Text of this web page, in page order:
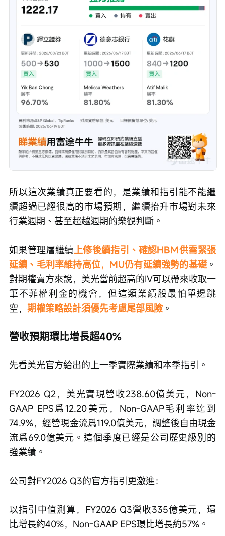
所以這次業績真正要看的，是業績和指引能不能繼
續超過已經很高的市場預期，繼續抬升市場對未來
行業週期、甚至超越週期的樂觀判斷。
如果管理層繼續 上修後續指引、確認HBM供需緊張
延續、毛利率維持高位，MU仍有延續強勢的基礎 。
對期權賣方來說，美光當前超高的IV可以帶來收取一
筆不菲權利金的機會，但這類業績股最怕單邊跳
空， 期權策略設計須優先考慮尾部風險 。
營收預期環比增長超40%
先看美光官方給出的上一季實際業績和本季指引。
FY2026 Q2，美光實現營收238.60億美元，Non-
GAAP EPS爲12.20美元，Non-GAAP毛利率達到
74.9%，經營現金流爲119.0億美元，調整後自由現金
流爲69.0億美元。這個季度已經是公司歷史級別的
強業績。
公司對FY2026 Q3的官方指引更激進：
以指引中值測算，FY2026 Q3營收335億美元，環
比增長約40%，Non-GAAP EPS環比增長約57%。